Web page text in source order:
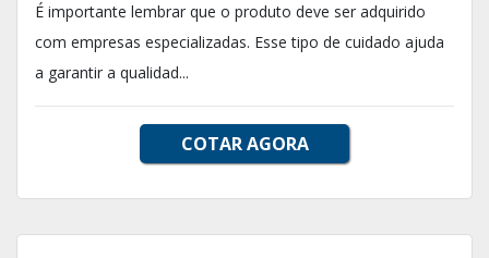
É importante lembrar que o produto deve ser adquirido
com empresas especializadas. Esse tipo de cuidado ajuda
a garantir a qualidad...
COTAR AGORA